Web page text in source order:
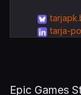
tarja-
Epic Games